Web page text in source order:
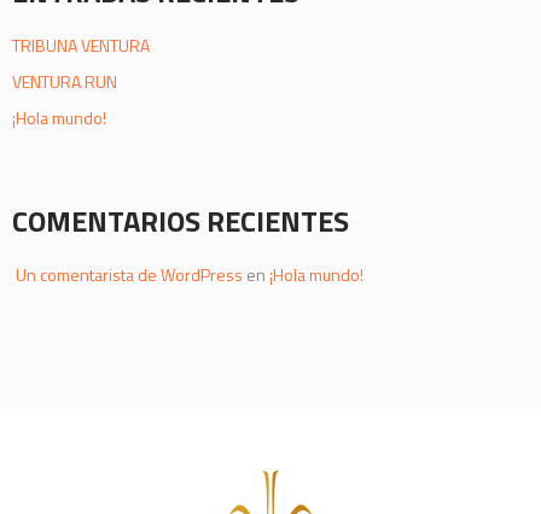
TRIBUNA VENTURA
VENTURA RUN
¡Hola mundo!
COMENTARIOS RECIENTES
Un comentarista de WordPress en¡Hola mundo!